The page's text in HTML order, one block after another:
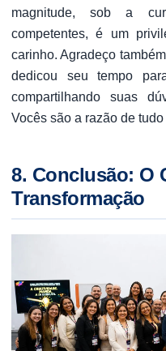
magnitude, sob a
competentes, é um
carinho. Agradeço
dedicou seu tempo
compartilhando suas
Vocês são a razão de
8. Conclusão: O
Transformação